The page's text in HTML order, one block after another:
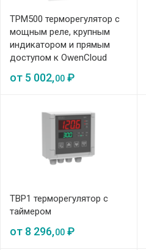
ТРМ500 терморегулятор с
мощным реле, крупным
индикатором и прямым
доступом к OwenCloud
от 5 002,00 ₽
ТВР1 терморегулятор с
таймером
от 8 296,00 ₽